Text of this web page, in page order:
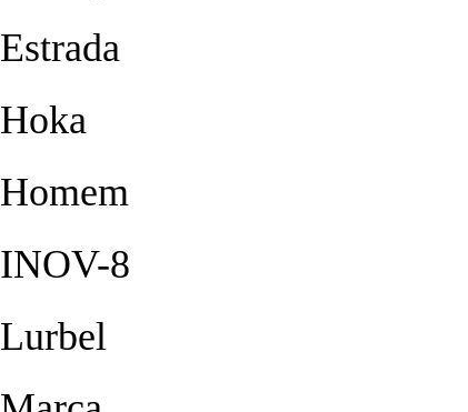
Estrada
Hoka
Homem
INOV-8
Lurbel